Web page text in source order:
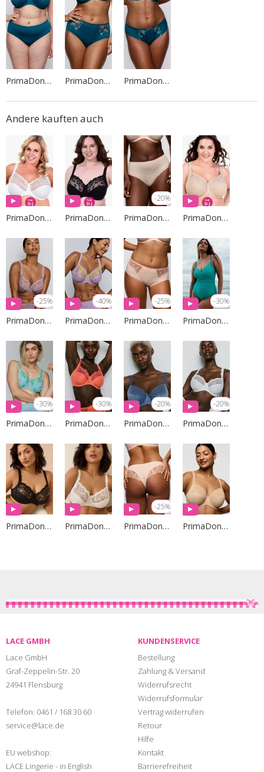
PrimaDonna Lingerie PrimaDonna Lingerie PrimaDonna Lingerie
Andere kauften auch
PrimaDonna Lingerie PrimaDonna Lingerie
-20%
PrimaDonna Lingerie PrimaDonna Lingerie
-25%
PrimaDonna Lingerie
-40%
PrimaDonna Lingerie
-25%
PrimaDonna Lingerie
-30%
PrimaDonna Swim
-30%
PrimaDonna Lingerie
-30%
PrimaDonna Lingerie
-20%
PrimaDonna Lingerie
-20%
PrimaDonna Lingerie
PrimaDonna Lingerie PrimaDonna Lingerie
-25%
PrimaDonna Lingerie PrimaDonna Lingerie
LACE GMBH
Lace GmbH
Graf-Zeppelin-Str. 20
24941 Flensburg
Telefon: 0461 / 168 30 60
service@lace.de
EU webshop:
LACE Lingerie - in English
KUNDENSERVICE
Bestellung
Zahlung & Versand
Widerrufsrecht
Widerrufsformular
Vertrag widerrufen
Retour
Hilfe
Kontakt
Barrierefreiheit